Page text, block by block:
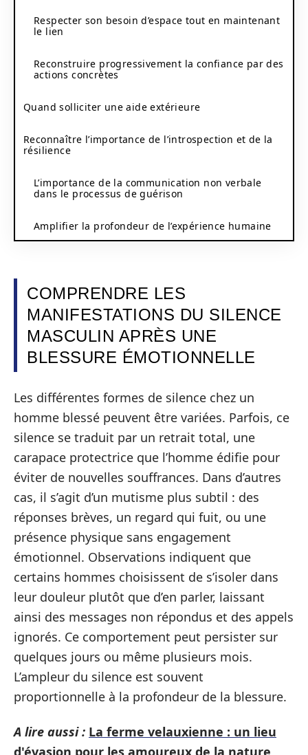
Respecter son besoin d’espace tout en maintenant
le lien
Reconstruire progressivement la confiance par des
actions concrètes
Quand solliciter une aide extérieure
Reconnaître l’importance de l’introspection et de la
résilience
L’importance de la communication non verbale
dans le processus de guérison
Amplifier la profondeur de l’expérience humaine
COMPRENDRE LES
MANIFESTATIONS DU SILENCE
MASCULIN APRÈS UNE
BLESSURE ÉMOTIONNELLE
Les différentes formes de silence chez un
homme blessé peuvent être variées. Parfois, ce
silence se traduit par un retrait total, une
carapace protectrice que l’homme édifie pour
éviter de nouvelles souffrances. Dans d’autres
cas, il s’agit d’un mutisme plus subtil : des
réponses brèves, un regard qui fuit, ou une
présence physique sans engagement
émotionnel. Observations indiquent que
certains hommes choisissent de s’isoler dans
leur douleur plutôt que d’en parler, laissant
ainsi des messages non répondus et des appels
ignorés. Ce comportement peut persister sur
quelques jours ou même plusieurs mois.
L’ampleur du silence est souvent
proportionnelle à la profondeur de la blessure.
A lire aussi : La ferme velauxienne : un lieu
d'évasion pour les amoureux de la nature